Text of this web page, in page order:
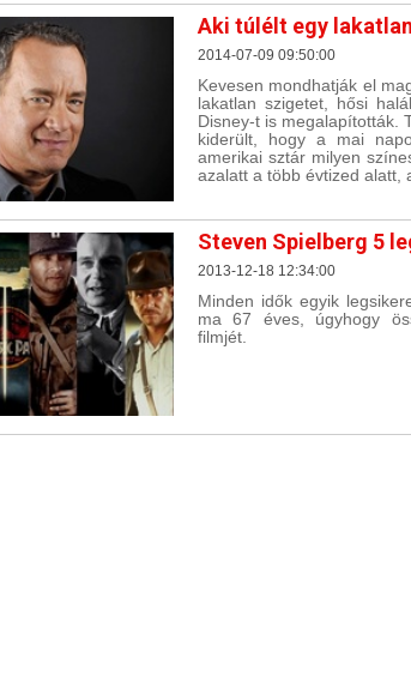
Aki túlélt egy
2014-07-09 09:50:00
Kevesen mondhatják el
lakatlan szigetet, hősi
Disney-t is megalapították.
kiderült, hogy a mai
amerikai sztár milyen
azalatt a több évtized alatt,
Steven Spielberg 5
2013-12-18 12:34:00
Minden idők egyik
ma 67 éves, úgyhogy
filmjét.